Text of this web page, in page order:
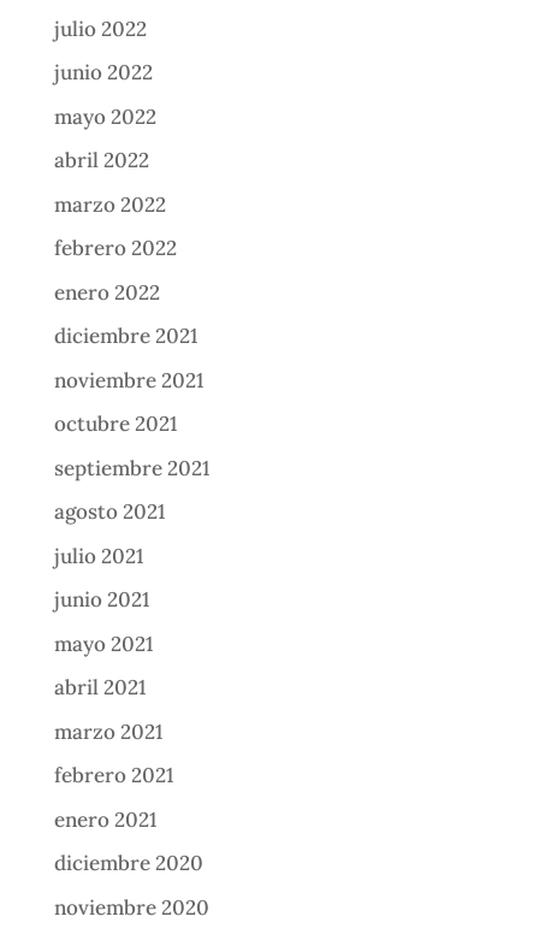
julio 2022
junio 2022
mayo 2022
abril 2022
marzo 2022
febrero 2022
enero 2022
diciembre 2021
noviembre 2021
octubre 2021
septiembre 2021
agosto 2021
julio 2021
junio 2021
mayo 2021
abril 2021
marzo 2021
febrero 2021
enero 2021
diciembre 2020
noviembre 2020